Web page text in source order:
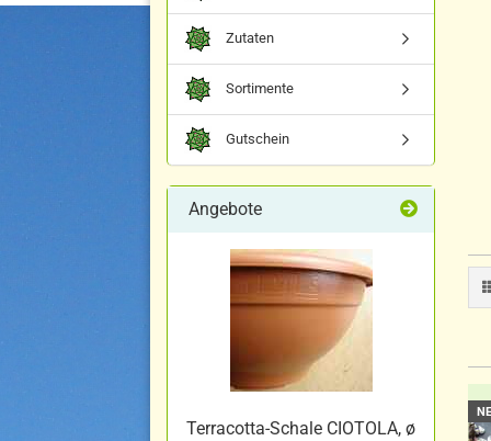
Zutaten
Sortimente
Gutschein
Angebote
Terracotta-Schale CIOTOLA, ø